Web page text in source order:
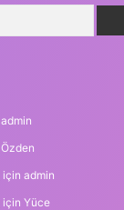
admin
Özden
için admin
için Yüce